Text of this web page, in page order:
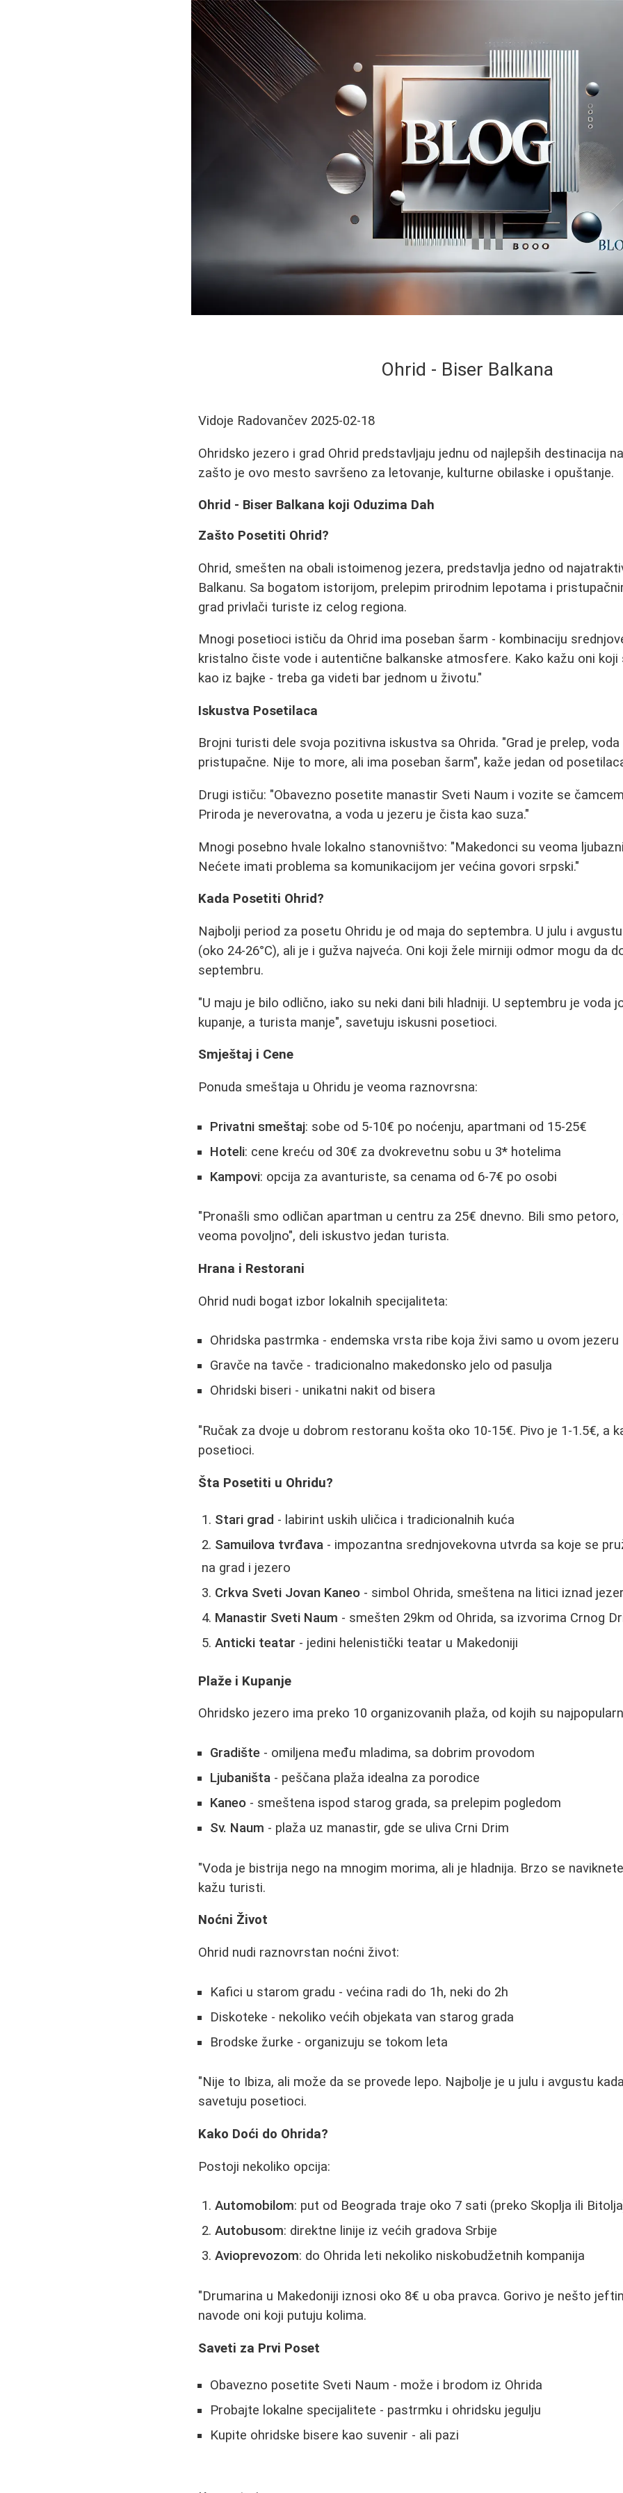
Ohrid - Biser Balkana
Vidoje Radovančev 2025-02-18
Ohridsko jezero i grad Ohrid predstavljaju jednu od najlepših destinacija
zašto je ovo mesto savršeno za letovanje, kulturne obilaske i opuštanje.
Ohrid - Biser Balkana koji Oduzima Dah
Zašto Posetiti Ohrid?
Ohrid, smešten na obali istoimenog jezera, predstavlja jedno od
Balkanu. Sa bogatom istorijom, prelepim prirodnim lepotama i
grad privlači turiste iz celog regiona.
Mnogi posetioci ističu da Ohrid ima poseban šarm - kombinaciju
kristalno čiste vode i autentične balkanske atmosfere. Kako kažu oni koji
kao iz bajke - treba ga videti bar jednom u životu."
Iskustva Posetilaca
Brojni turisti dele svoja pozitivna iskustva sa Ohrida. "Grad je prelep,
pristupačne. Nije to more, ali ima poseban šarm", kaže jedan od
Drugi ističu: "Obavezno posetite manastir Sveti Naum i vozite se
Priroda je neverovatna, a voda u jezeru je čista kao suza."
Mnogi posebno hvale lokalno stanovništvo: "Makedonci su veoma
Nećete imati problema sa komunikacijom jer većina govori srpski."
Kada Posetiti Ohrid?
Najbolji period za posetu Ohridu je od maja do septembra. U julu i
(oko 24-26°C), ali je i gužva najveća. Oni koji žele mirniji odmor mogu da
septembru.
"U maju je bilo odlično, iako su neki dani bili hladniji. U septembru je voda
kupanje, a turista manje", savetuju iskusni posetioci.
Smještaj i Cene
Ponuda smeštaja u Ohridu je veoma raznovrsna:
Privatni smeštaj: sobe od 5-10€ po noćenju, apartmani od 15-25€
Hoteli: cene kreću od 30€ za dvokrevetnu sobu u 3* hotelima
Kampovi: opcija za avanturiste, sa cenama od 6-7€ po osobi
"Pronašli smo odličan apartman u centru za 25€ dnevno. Bili smo petoro,
veoma povoljno", deli iskustvo jedan turista.
Hrana i Restorani
Ohrid nudi bogat izbor lokalnih specijaliteta:
Ohridska pastrmka - endemska vrsta ribe koja živi samo u ovom jezeru
Gravče na tavče - tradicionalno makedonsko jelo od pasulja
Ohridski biseri - unikatni nakit od bisera
"Ručak za dvoje u dobrom restoranu košta oko 10-15€. Pivo je 1-1.5€, a
posetioci.
Šta Posetiti u Ohridu?
Stari grad - labirint uskih uličica i tradicionalnih kuća
Samuilova tvrđava - impozantna srednjovekovna utvrda sa koje se
na grad i jezero
Crkva Sveti Jovan Kaneo - simbol Ohrida, smeštena na litici iznad
Manastir Sveti Naum - smešten 29km od Ohrida, sa izvorima Crnog
Anticki teatar - jedini helenistički teatar u Makedoniji
Plaže i Kupanje
Ohridsko jezero ima preko 10 organizovanih plaža, od kojih su
Gradište - omiljena među mladima, sa dobrim provodom
Ljubaništa - peščana plaža idealna za porodice
Kaneo - smeštena ispod starog grada, sa prelepim pogledom
Sv. Naum - plaža uz manastir, gde se uliva Crni Drim
"Voda je bistrija nego na mnogim morima, ali je hladnija. Brzo se
kažu turisti.
Noćni Život
Ohrid nudi raznovrstan noćni život:
Kafici u starom gradu - većina radi do 1h, neki do 2h
Diskoteke - nekoliko većih objekata van starog grada
Brodske žurke - organizuju se tokom leta
"Nije to Ibiza, ali može da se provede lepo. Najbolje je u julu i avgustu
savetuju posetioci.
Kako Doći do Ohrida?
Postoji nekoliko opcija:
Automobilom: put od Beograda traje oko 7 sati (preko Skoplja ili
Autobusom: direktne linije iz većih gradova Srbije
Avioprevozom: do Ohrida leti nekoliko niskobudžetnih kompanija
"Drumarina u Makedoniji iznosi oko 8€ u oba pravca. Gorivo je nešto
navode oni koji putuju kolima.
Saveti za Prvi Poset
Obavezno posetite Sveti Naum - može i brodom iz Ohrida
Probajte lokalne specijalitete - pastrmku i ohridsku jegulju
Kupite ohridske bisere kao suvenir - ali pazi